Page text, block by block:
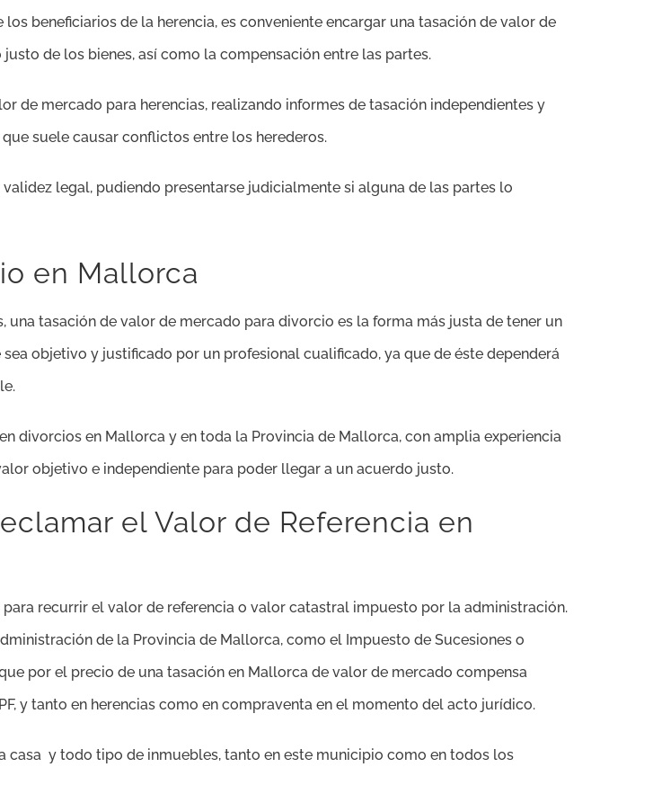
beneficiarios de la herencia, es conveniente encargar una tasación de valor de
de los bienes, así como la compensación entre las partes.
de mercado para herencias, realizando informes de tasación independientes y
suele causar conflictos entre los herederos.
legal, pudiendo presentarse judicialmente si alguna de las partes lo
en Mallorca
tasación de valor de mercado para divorcio es la forma más justa de tener un
objetivo y justificado por un profesional cualificado, ya que de éste dependerá
divorcios en Mallorca y en toda la Provincia de Mallorca, con amplia experiencia
objetivo e independiente para poder llegar a un acuerdo justo.
el Valor de Referencia en
recurrir el valor de referencia o valor catastral impuesto por la administración.
de la Provincia de Mallorca, como el Impuesto de Sucesiones o
por el precio de una tasación en Mallorca de valor de mercado compensa
y tanto en herencias como en compraventa en el momento del acto jurídico.
casa y todo tipo de inmuebles, tanto en este municipio como en todos los